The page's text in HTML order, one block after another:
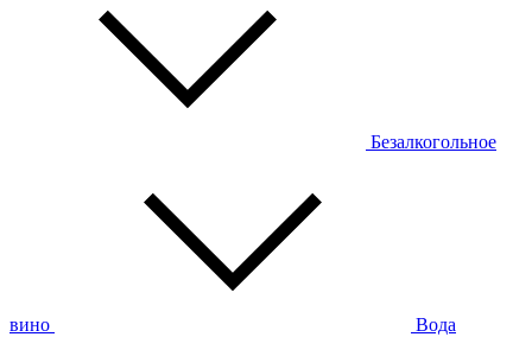
Безалкогольное
вино Вода